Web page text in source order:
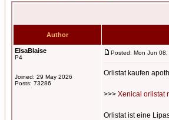
Author
ElsaBlaise
P4
Joined: 29 May 2026
Posts: 73286
Posted: Mon Jun
Orlistat kaufen
>>> Xenical orlistat
Orlistat ist eine